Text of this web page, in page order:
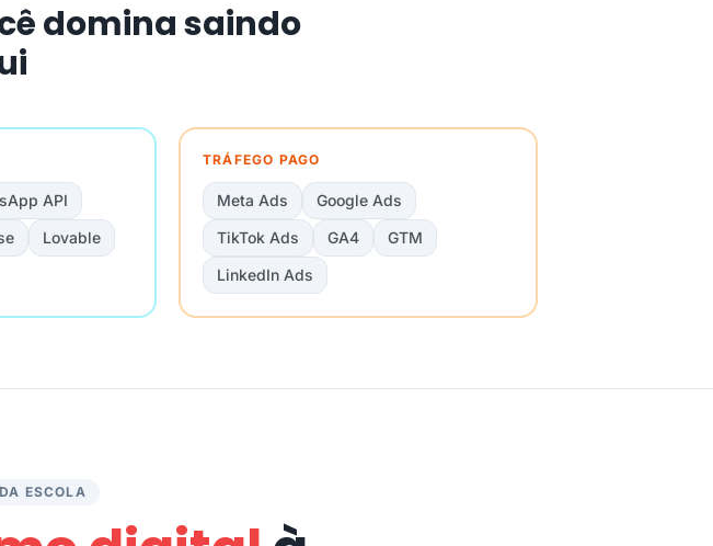
domina saindo
API
Lovable
TRÁFEGO PAGO
Meta Ads
Google Ads
TikTok Ads
GA4
GTM
LinkedIn Ads
ESCOLA